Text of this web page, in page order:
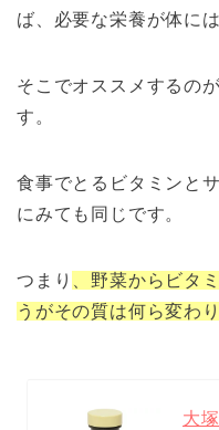
ば、必要な栄養が体に
そこでオススメするの
す。
食事でとるビタミンと
にみても同じです。
つまり
、野菜からビタ
うがその質は何ら変わ
大